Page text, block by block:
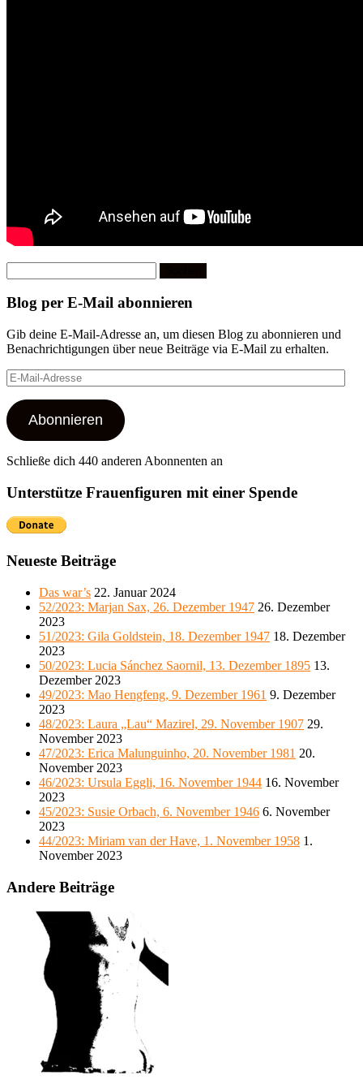
nach:
Blog per E-Mail abonnieren
Gib deine E-Mail-Adresse an, um diesen Blog zu abonnieren und
Benachrichtigungen über neue Beiträge via E-Mail zu erhalten.
E-
Mail-
Adresse
Abonnieren
Schließe dich 440 anderen Abonnenten an
Unterstütze Frauenfiguren mit einer Spende
Neueste Beiträge
Das war’s 22. Januar 2024
52/2023: Marjan Sax, 26. Dezember 1947 26. Dezember
2023
51/2023: Gila Goldstein, 18. Dezember 1947 18. Dezember
2023
50/2023: Lucia Sánchez Saornil, 13. Dezember 1895 13.
Dezember 2023
49/2023: Mao Hengfeng, 9. Dezember 1961 9. Dezember
2023
48/2023: Laura „Lau“ Mazirel, 29. November 1907 29.
November 2023
47/2023: Erica Malunguinho, 20. November 1981 20.
November 2023
46/2023: Ursula Eggli, 16. November 1944 16. November
2023
45/2023: Susie Orbach, 6. November 1946 6. November
2023
44/2023: Miriam van der Have, 1. November 1958 1.
November 2023
Andere Beiträge